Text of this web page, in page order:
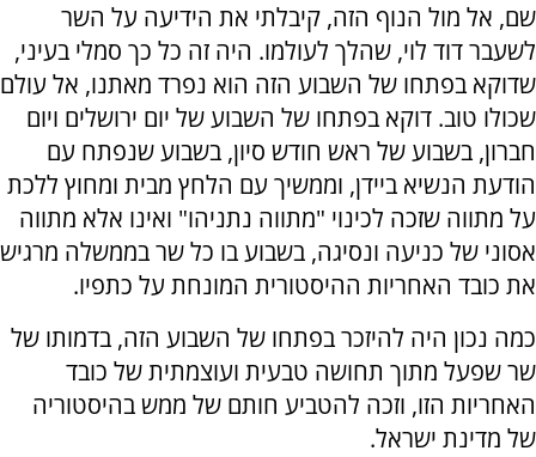
שם, אל מול הנוף הזה, קיבלתי את הידיעה על השר
לשעבר דוד לוי, שהלך לעולמו. היה זה כל כך סמלי בעיני,
שדוקא בפתחו של השבוע הזה הוא נפרד מאתנו, אל עולם
שכולו טוב. דוקא בפתחו של השבוע של יום ירושלים ויום
חברון, בשבוע של ראש חודש סיון, בשבוע שנפתח עם
הודעת הנשיא ביידן, וממשיך עם הלחץ מבית ומחוץ ללכת
על מתווה שזכה לכינוי "מתווה נתניהו" ואינו אלא מתווה
אסוני של כניעה ונסיגה, בשבוע בו כל שר בממשלה מרגיש
את כובד האחריות ההיסטורית המונחת על כתפיו.
כמה נכון היה להיזכר בפתחו של השבוע הזה, בדמותו של
שר שפעל מתוך תחושה טבעית ועוצמתית של כובד
האחריות הזו, וזכה להטביע חותם של ממש בהיסטוריה
של מדינת ישראל.